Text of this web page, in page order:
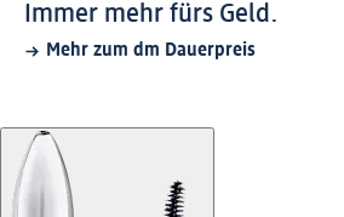
Immer mehr fürs Geld.
Mehr zum dm Dauerpreis